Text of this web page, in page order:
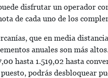
disfrutar un operador
de cada uno de los
que en media
anuales son más
hasta 1.519,02 hasta
podrás desbloquear